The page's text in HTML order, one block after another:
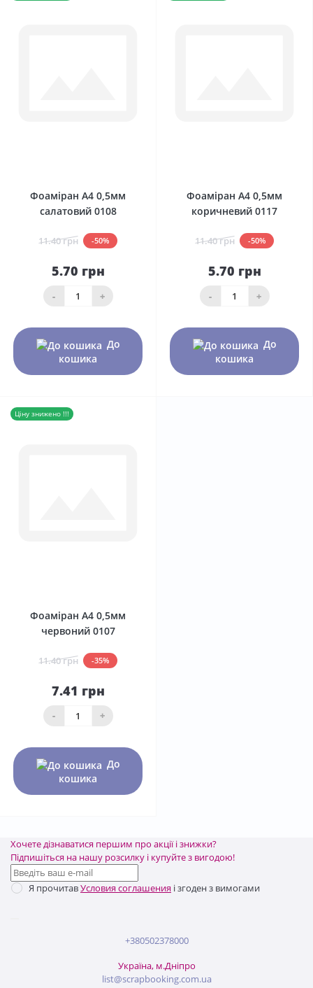
Фоаміран А4 0,5мм
салатовий 0108
11.40 грн -50%
5.70 грн
- +
До
кошика
Фоаміран А4 0,5мм
коричневий 0117
11.40 грн -50%
5.70 грн
- +
До
кошика
Ціну знижено !!!
Фоаміран А4 0,5мм
червоний 0107
11.40 грн -35%
7.41 грн
- +
До
кошика
Хочете дізнаватися першим про акції і знижки?
Підпишіться на нашу розсилку і купуйте з вигодою!
Я прочитавУсловия соглашения і згоден з вимогами
+380502378000
Україна, м.Дніпро
list@scrapbooking.com.ua